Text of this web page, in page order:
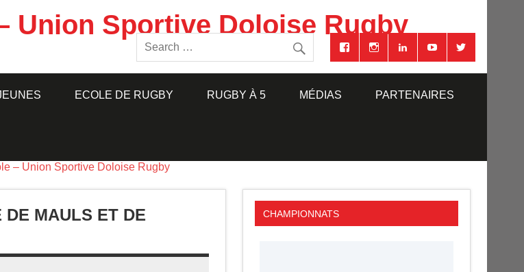
Union Sportive Doloise Rugby
ECOLE DE RUGBY RUGBY À 5 MÉDIAS PARTENAIRES
DE MAULS ET DE
CHAMPIONNATS